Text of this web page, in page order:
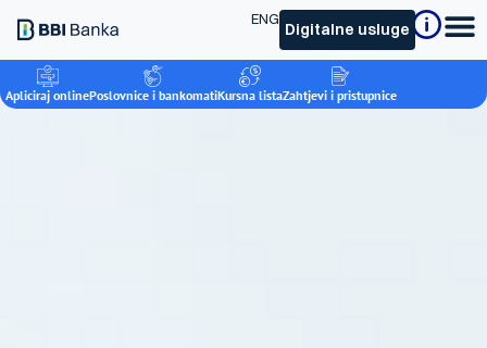
Digitalne usluge
ENG
Apliciraj onlinePoslovnice i bankomatiKursna listaZahtjevi i pristupnice